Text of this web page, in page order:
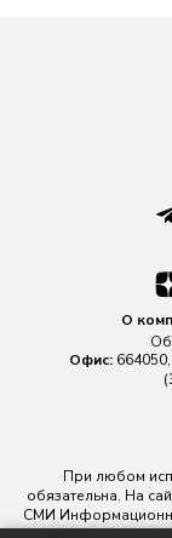
О
Офис:
При любом
обязательна. На
СМИ